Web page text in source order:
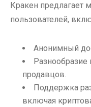
Кракен предлагает
пользователей,
Анонимный
продавцов.
Поддержка
включая